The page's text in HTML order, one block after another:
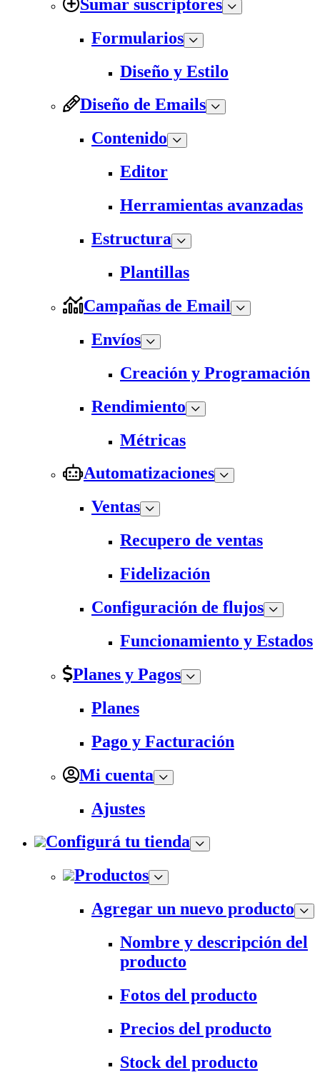
Sumar suscriptores
Formularios
Diseño y Estilo
Diseño de Emails
Contenido
Editor
Herramientas avanzadas
Estructura
Plantillas
Campañas de Email
Envíos
Creación y Programación
Rendimiento
Métricas
Automatizaciones
Ventas
Recupero de ventas
Fidelización
Configuración de flujos
Funcionamiento y Estados
Planes y Pagos
Planes
Pago y Facturación
Mi cuenta
Ajustes
Configurá tu tienda
Productos
Agregar un nuevo producto
Nombre y descripción del
producto
Fotos del producto
Precios del producto
Stock del producto